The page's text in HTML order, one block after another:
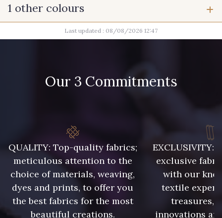
18 mm
1 other colours
200 - Champagne irisé
Last updated : 08/08/2026 12:47
Our 3 Commitments
QUALITY: Top-quality fabrics;
meticulous attention to the
choice of materials, weaving,
dyes and prints, to offer you
the best fabrics for the most
beautiful creations.
EXCLUSIVITY:
exclusive
with our
textile
treasures,
innovations